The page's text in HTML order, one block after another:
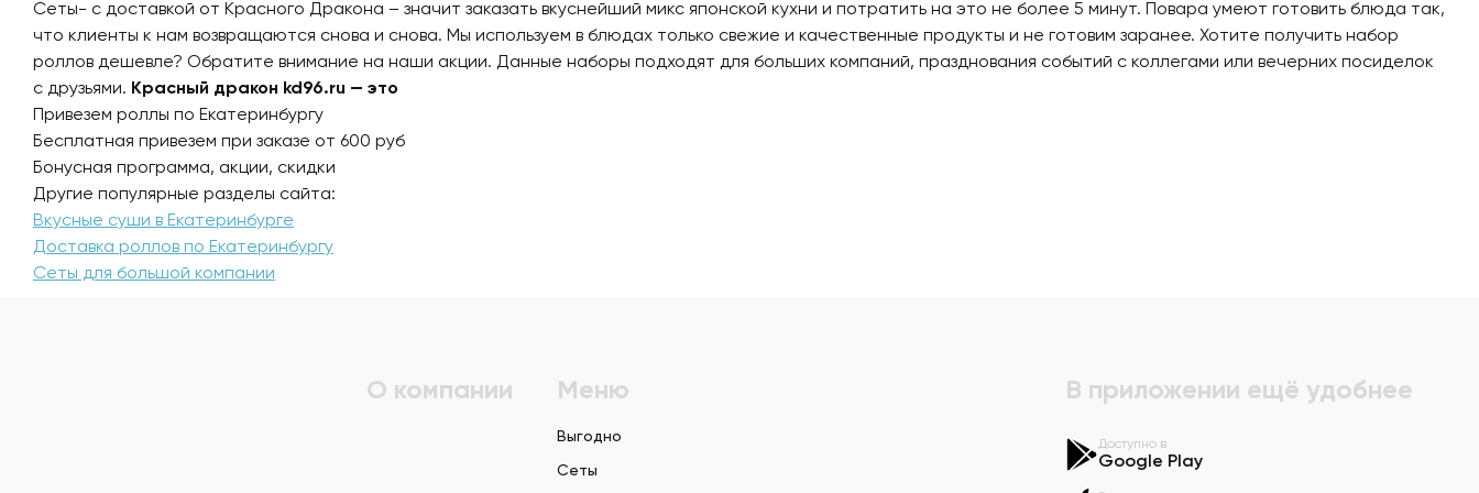
Сеты- с доставкой от Красного Дракона – значит заказать вкуснейший микс японской кухни и потратить на это не более 5 минут. Повара умеют готовить блюда так,
что клиенты к нам возвращаются снова и снова. Мы используем в блюдах только свежие и качественные продукты и не готовим заранее. Хотите получить набор
роллов дешевле? Обратите внимание на наши акции. Данные наборы подходят для больших компаний, празднования событий с коллегами или вечерних посиделок
с друзьями. Красный дракон kd96.ru — это
Привезем роллы по Екатеринбургу
Бесплатная привезем при заказе от 600 руб
Бонусная программа, акции, скидки
Другие популярные разделы сайта:
Вкусные суши в Екатеринбурге
Доставка роллов по Екатеринбургу
Сеты для большой компании
О компании Меню
Выгодно
Сеты
В приложении ещё удобнее
Доступно в
Google Play